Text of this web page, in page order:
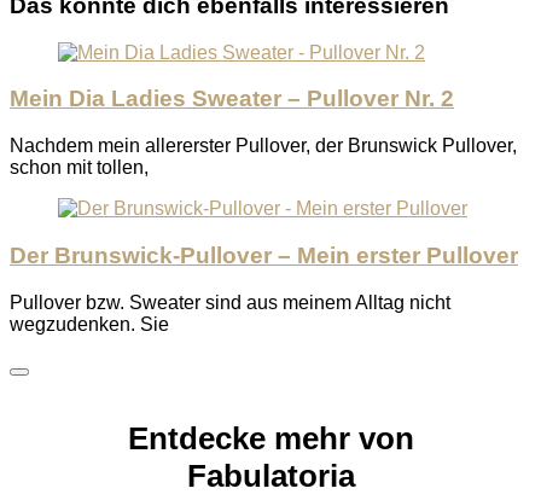
Das könnte dich ebenfalls interessieren
Mein Dia Ladies Sweater – Pullover Nr. 2
Nachdem mein allererster Pullover, der Brunswick Pullover,
schon mit tollen,
Der Brunswick-Pullover – Mein erster Pullover
Pullover bzw. Sweater sind aus meinem Alltag nicht
wegzudenken. Sie
Entdecke mehr von
Fabulatoria